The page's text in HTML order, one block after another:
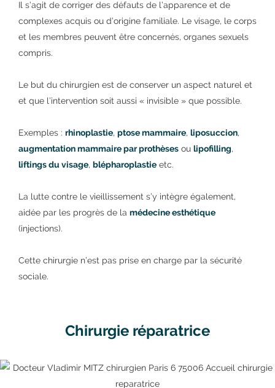
Il s’agit de corriger des défauts de l’apparence et de
complexes acquis ou d’origine familiale. Le visage, le corps
et les membres peuvent être concernés, organes sexuels
compris.
Le but du chirurgien est de conserver un aspect naturel et
et que l’intervention soit aussi « invisible » que possible.
Exemples : rhinoplastie, ptose mammaire, liposuccion,
augmentation mammaire par prothèses ou lipofilling,
liftings du visage, blépharoplastie etc.
La lutte contre le vieillissement s’y intègre également,
aidée par les progrès de la médecine esthétique
(injections).
Cette chirurgie n’est pas prise en charge par la sécurité
sociale.
Chirurgie réparatrice